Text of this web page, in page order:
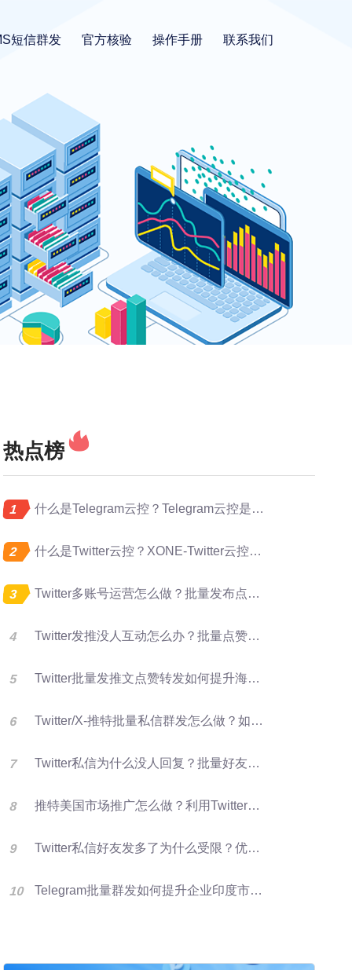
短信群发 官方核验 操作手册 联系我们
热点榜
什么是Telegram云控？Telegram云控是做什么的？
什么是Twitter云控？XONE-Twitter云控是做什么的？
Twitter多账号运营怎么做？批量发布点赞转发完整指南
Twitter发推没人互动怎么办？批量点赞评论转发提升曝光
Twitter批量发推文点赞转发如何提升海外账号矩阵运营效率？
Twitter/X-推特批量私信群发怎么做？如何提升推特转化率？
Twitter私信为什么没人回复？批量好友群发优化X营销效果的方法
推特美国市场推广怎么做？利用Twitter好友资源进行批量群发提升客户开发效率
Twitter私信好友发多了为什么受限？优化群发营销方法
Telegram批量群发如何提升企业印度市场获客效率